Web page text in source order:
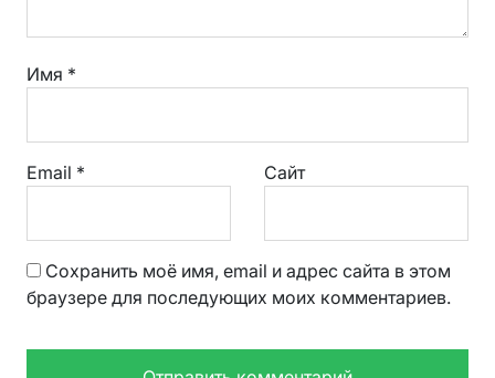
Имя *
Email * Сайт
Сохранить моё имя, email и адрес сайта в этом
браузере для последующих моих комментариев.